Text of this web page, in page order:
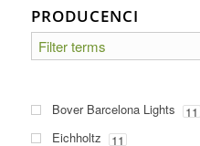
PRODUCENCI
Bover Barcelona Lights
11
Eichholtz
11